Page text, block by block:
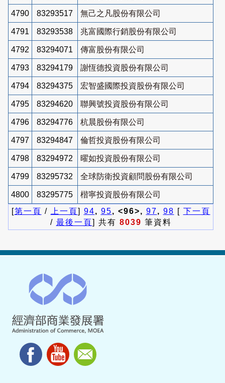
4790 83293517 無己之凡股份有限公司
4791 83293538 兆富國際行銷股份有限公司
4792 83294071 傳富股份有限公司
4793 83294179 謝恆德投資股份有限公司
4794 83294375 宏智盛國際投資股份有限公司
4795 83294620 聯興號投資股份有限公司
4796 83294776 杭晨股份有限公司
4797 83294847 倫哲投資股份有限公司
4798 83294972 曜如投資股份有限公司
4799 83295732 全球防衛投資顧問股份有限公司
4800 83295775
楷寧投資股份有限公司
[第一頁 / 上一頁] 94, 95, <96>, 97, 98 [ 下一頁
/ 最後一頁] 共有 8039 筆資料